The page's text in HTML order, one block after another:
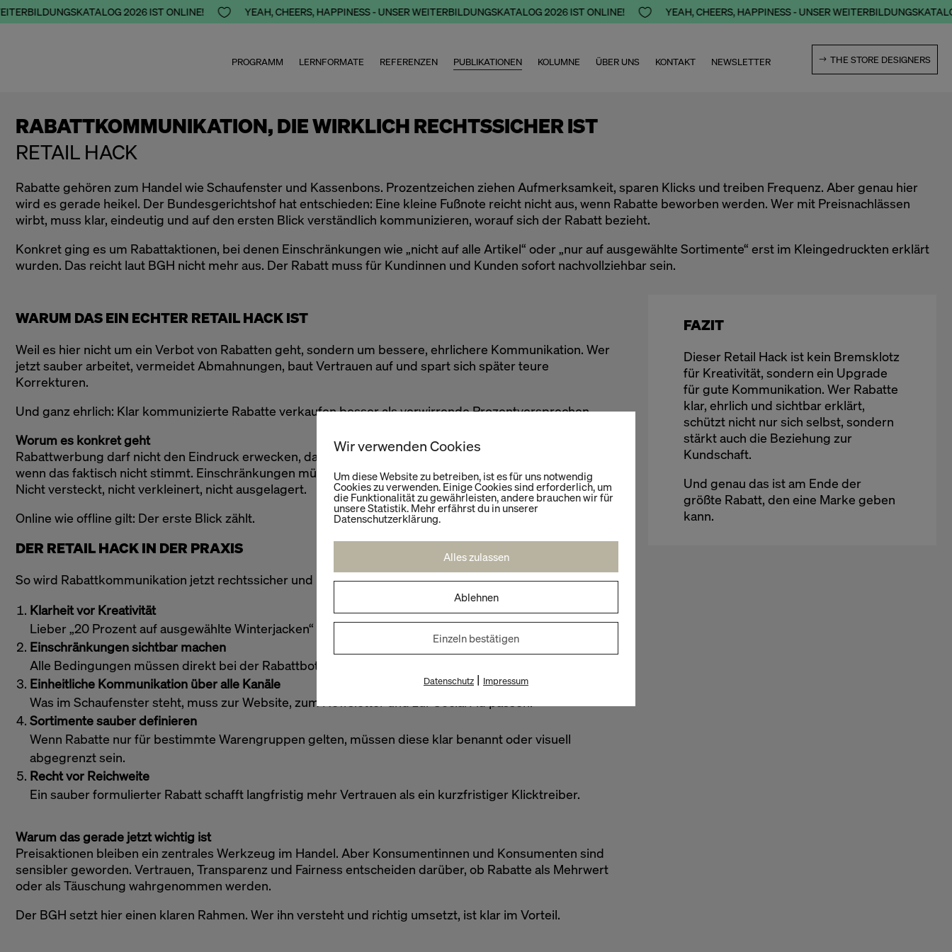
2026 IST ONLINE!  YEAH, CHEERS, HAPPINESS - UNSER WEITERBILDUNGSKATALOG 2026 IST ONLINE!  YEAH, CHEERS, HAPPINESS - UNSER
THE STORE DESIGNERS
PROGRAMM LERNFORMATE REFERENZEN PUBLIKATIONEN KOLUMNE ÜBER UNS KONTAKT NEWSLETTER
RABATTKOMMUNIKATION, DIE WIRKLICH RECHTSSICHER IST
RETAIL HACK
Rabatte gehören zum Handel wie Schaufenster und Kassenbons. Prozentzeichen ziehen Aufmerksamkeit, sparen Klicks und treiben Frequenz. Aber genau hier
wird es gerade heikel. Der Bundesgerichtshof hat entschieden: Eine kleine Fußnote reicht nicht aus, wenn Rabatte beworben werden. Wer mit Preisnachlässen
wirbt, muss klar, eindeutig und auf den ersten Blick verständlich kommunizieren, worauf sich der Rabatt bezieht.
Konkret ging es um Rabattaktionen, bei denen Einschränkungen wie „nicht auf alle Artikel“ oder „nur auf ausgewählte Sortimente“ erst im Kleingedruckten erklärt
wurden. Das reicht laut BGH nicht mehr aus. Der Rabatt muss für Kundinnen und Kunden sofort nachvollziehbar sein.
WARUM DAS EIN ECHTER RETAIL HACK IST
Weil es hier nicht um ein Verbot von Rabatten geht, sondern um bessere, ehrlichere Kommunikation. Wer
jetzt sauber arbeitet, vermeidet Abmahnungen, baut Vertrauen auf und spart sich später teure
Korrekturen.
Und ganz ehrlich: Klar kommunizierte Rabatte verkaufen besser als verwirrende Prozentversprechen.
Worum es konkret geht
Rabattwerbung darf nicht den Eindruck erwecken, dass ein Preisnachlass für das gesamte Sortiment gilt,
wenn das faktisch nicht stimmt. Einschränkungen müssen dort stehen, wo der Rabatt beworben wird.
Nicht versteckt, nicht verkleinert, nicht ausgelagert.
Online wie offline gilt: Der erste Blick zählt.
DER RETAIL HACK IN DER PRAXIS
So wird Rabattkommunikation jetzt rechtssicher und kundenfreundlich:
Klarheit vor Kreativität
Lieber „20 Prozent auf ausgewählte Winterjacken“ als „20 Prozent auf alles“ mit Sternchen.
Einschränkungen sichtbar machen
Alle Bedingungen müssen direkt bei der Rabattbotschaft stehen. Fußnoten alleine reichen nicht mehr.
Einheitliche Kommunikation über alle Kanäle
Was im Schaufenster steht, muss zur Website, zum Newsletter und zur Social Ad passen.
Sortimente sauber definieren
Wenn Rabatte nur für bestimmte Warengruppen gelten, müssen diese klar benannt oder visuell
abgegrenzt sein.
Recht vor Reichweite
Ein sauber formulierter Rabatt schafft langfristig mehr Vertrauen als ein kurzfristiger Klicktreiber.
Warum das gerade jetzt wichtig ist
Preisaktionen bleiben ein zentrales Werkzeug im Handel. Aber Konsumentinnen und Konsumenten sind
sensibler geworden. Vertrauen, Transparenz und Fairness entscheiden darüber, ob Rabatte als Mehrwert
oder als Täuschung wahrgenommen werden.
Der BGH setzt hier einen klaren Rahmen. Wer ihn versteht und richtig umsetzt, ist klar im Vorteil.
FAZIT
Dieser Retail Hack ist kein Bremsklotz
für Kreativität, sondern ein Upgrade
für gute Kommunikation. Wer Rabatte
klar, ehrlich und sichtbar erklärt,
schützt nicht nur sich selbst, sondern
stärkt auch die Beziehung zur
Kundschaft.
Und genau das ist am Ende der
größte Rabatt, den eine Marke geben
kann.
Wir verwenden Cookies
Um diese Website zu betreiben, ist es für uns notwendig
Cookies zu verwenden. Einige Cookies sind erforderlich, um
die Funktionalität zu gewährleisten, andere brauchen wir für
unsere Statistik. Mehr erfährst du in unserer
Datenschutzerklärung.
Alles zulassen
Ablehnen
Einzeln bestätigen
Datenschutz | Impressum